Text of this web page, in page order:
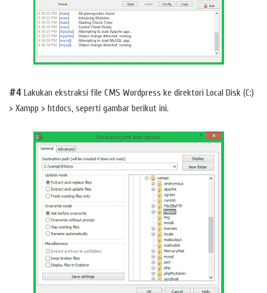
#4 Lakukan ekstraksi file CMS Wordpress ke direktori Local Disk (C:)
> Xampp > htdocs, seperti gambar berikut ini.